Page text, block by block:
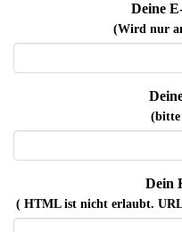
Deine
(Wird nur
Dein
( HTML ist nichterlaubt.